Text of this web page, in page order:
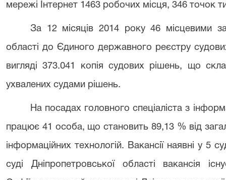
мережі Інтернет 1463 робочих місця, 346 точок
За 12 місяців 2014 року 46 місцевими
області до Єдиного державного реєстру
вигляді 373.041 копія судових рішень, що
ухвалених судами рішень.
На посадах головного спеціаліста з
працює 41 особа, що становить 89,13 % від
інформаційних технологій. Вакансії наявні у 5
суді Дніпропетровської області вакансія